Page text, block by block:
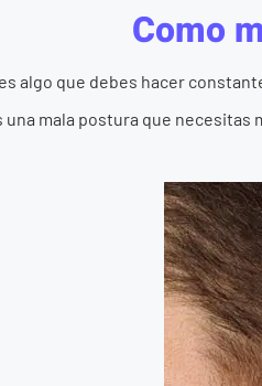
Como
algo que debes hacer
mala postura que necesitas